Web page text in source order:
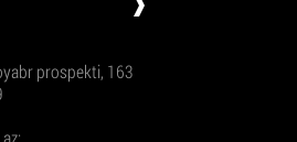
prospekti, 163
;